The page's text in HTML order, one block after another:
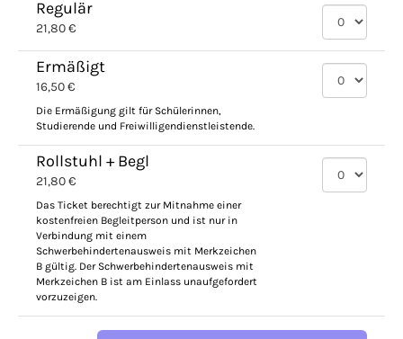
Regulär
21,80 €
Ermäßigt
16,50 €
Die Ermäßigung gilt für Schülerinnen,
Studierende und Freiwilligendienstleistende.
Rollstuhl + Begl
21,80 €
Das Ticket berechtigt zur Mitnahme einer
kostenfreien Begleitperson und ist nur in
Verbindung mit einem
Schwerbehindertenausweis mit Merkzeichen
B gültig. Der Schwerbehindertenausweis mit
Merkzeichen B ist am Einlass unaufgefordert
vorzuzeigen.